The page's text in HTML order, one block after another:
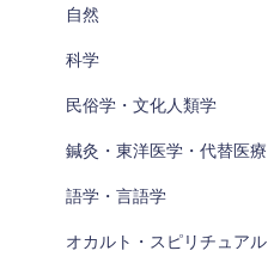
自然
科学
民俗学・文化人類学
鍼灸・東洋医学・代替医療
語学・言語学
オカルト・スピリチュアル